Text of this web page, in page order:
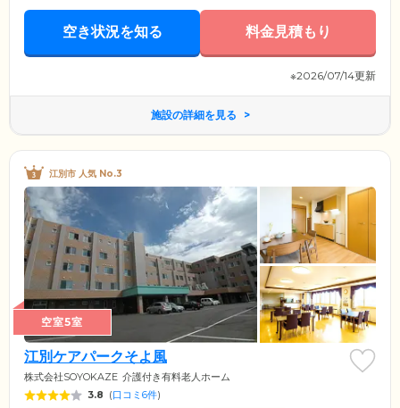
空き状況を知る 料金見積もり
※2026/07/14更新
施設の詳細を見る
江別市 人気 No.3
空室5室
江別ケアパークそよ風
株式会社SOYOKAZE 介護付き有料老人ホーム
3.8 (口コミ6件)